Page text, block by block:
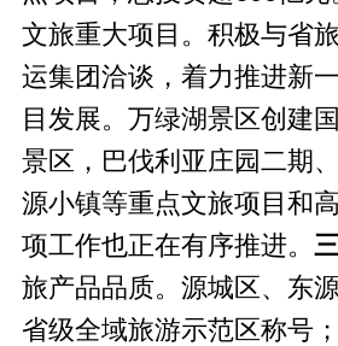
文旅重大项目。积极与省
运集团洽谈，着力推进新
目发展。万绿湖景区创建
景区，巴伐利亚庄园二期
源小镇等重点文旅项目和
项工作也正在有序推进。
旅产品品质。源城区、东
省级全域旅游示范区称号